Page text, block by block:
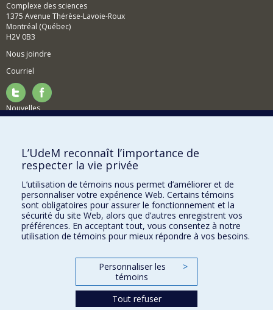
Complexe des sciences
1375 Avenue Thérèse-Lavoie-Roux
Montréal (Québec)
H2V 0B3
Nous joindre
Courriel
Nouvelles
Comment soutenir le Département?
BESOIN D'AIDE?
Plan du site
Signaler une erreur
Accessibilité
FACULTÉ DES ARTS ET DES SCIENCES
Nos départements et écoles
L’UdeM reconnaît l’importance de
respecter la vie privée
L’utilisation de témoins nous permet d’améliorer et de
personnaliser votre expérience Web. Certains témoins
sont obligatoires pour assurer le fonctionnement et la
sécurité du site Web, alors que d’autres enregistrent vos
préférences. En acceptant tout, vous consentez à notre
utilisation de témoins pour mieux répondre à vos besoins.
Personnaliser les
témoins
>
Tout refuser